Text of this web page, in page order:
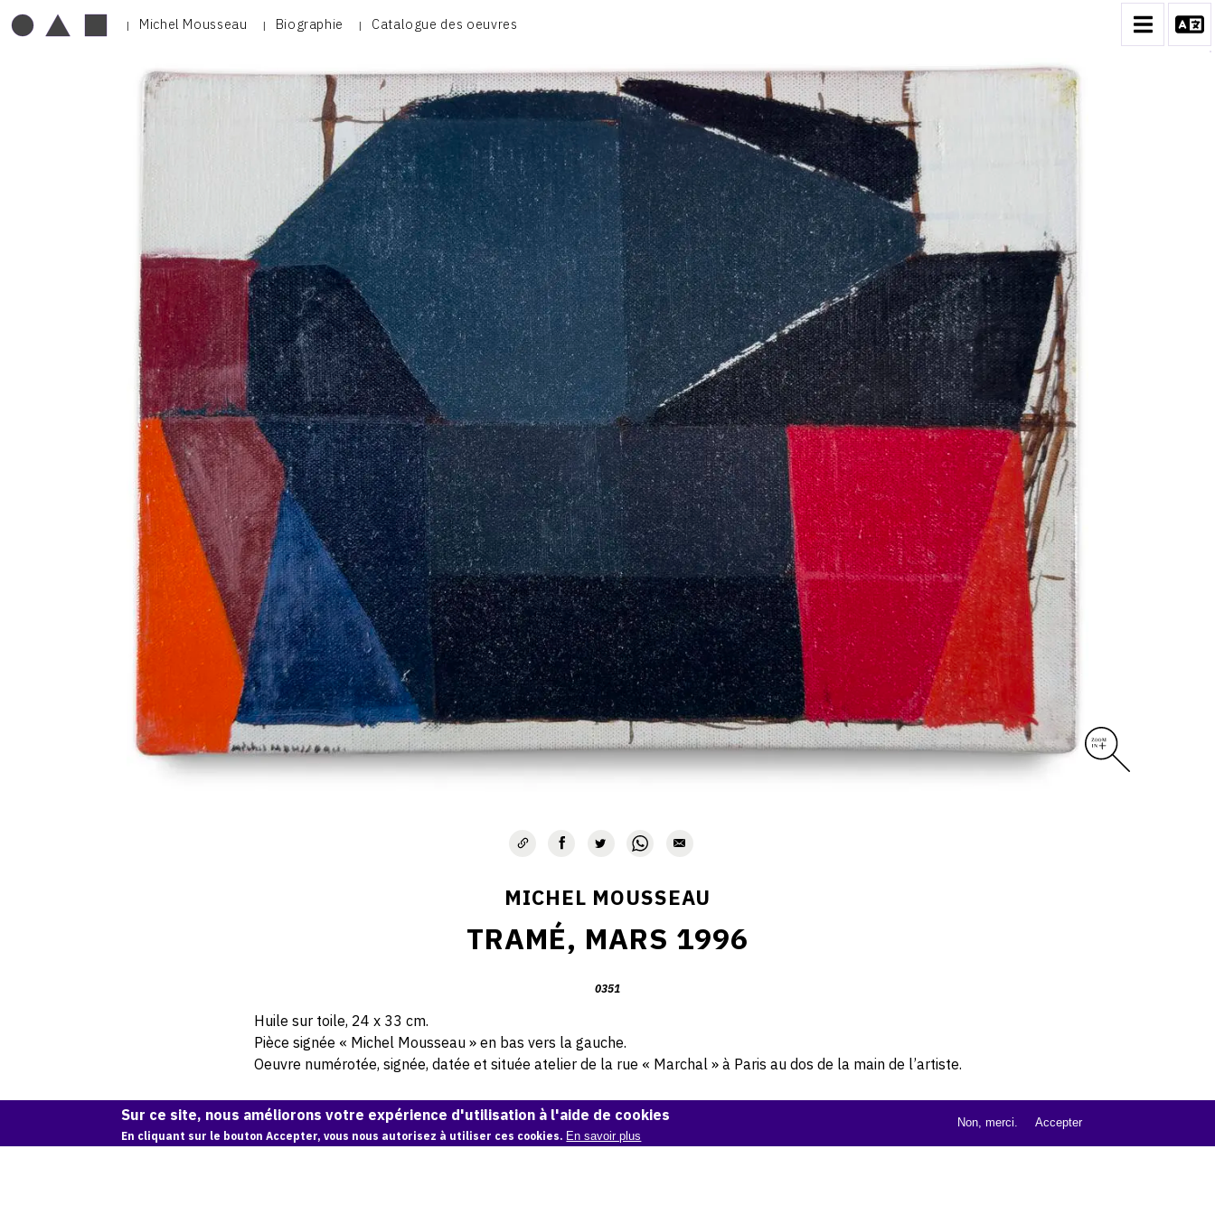
Michel Mousseau Biographie Catalogue des oeuvresCATALOGUE DES OEUVRES
PEINTURE
CONTACT
MICHEL MOUSSEAU
TRAMÉ, MARS 1996
0351
Huile sur toile, 24 x 33 cm.
Pièce signée « Michel Mousseau » en bas vers la gauche.
Oeuvre numérotée, signée, datée et située atelier de la rue « Marchal » à Paris au dos de la main de l’artiste.
© Atelier Michel Mousseau
Demande d'information
Sur ce site, nous améliorons votre expérience d'utilisation à l'aide de cookies
En cliquant sur le bouton Accepter, vous nous autorisez à utiliser ces cookies. En savoir plus
Non, merci. Accepter